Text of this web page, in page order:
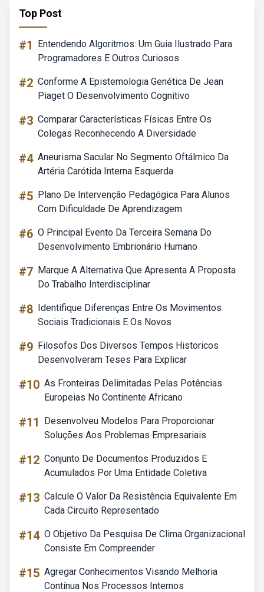
Top Post
#1
Entendendo Algoritmos: Um Guia Ilustrado Para
Programadores E Outros Curiosos
#2 Conforme A Epistemologia Genética De Jean
Piaget O Desenvolvimento Cognitivo
#3 Comparar Características Físicas Entre Os
Colegas Reconhecendo A Diversidade
#4 Aneurisma Sacular No Segmento Oftálmico Da
Artéria Carótida Interna Esquerda
#5 Plano De Intervenção Pedagógica Para Alunos
Com Dificuldade De Aprendizagem
#6 O Principal Evento Da Terceira Semana Do
Desenvolvimento Embrionário Humano
#7 Marque A Alternativa Que Apresenta A Proposta
Do Trabalho Interdisciplinar
#8 Identifique Diferenças Entre Os Movimentos
Sociais Tradicionais E Os Novos
#9 Filosofos Dos Diversos Tempos Historicos
Desenvolveram Teses Para Explicar
#10 As Fronteiras Delimitadas Pelas Potências
Europeias No Continente Africano
#11
Desenvolveu Modelos Para Proporcionar
Soluções Aos Problemas Empresariais
#12 Conjunto De Documentos Produzidos E
Acumulados Por Uma Entidade Coletiva
#13 Calcule O Valor Da Resistência Equivalente Em
Cada Circuito Representado
#14 O Objetivo Da Pesquisa De Clima Organizacional
Consiste Em Compreender
#15 Agregar Conhecimentos Visando Melhoria
Contínua Nos Processos Internos